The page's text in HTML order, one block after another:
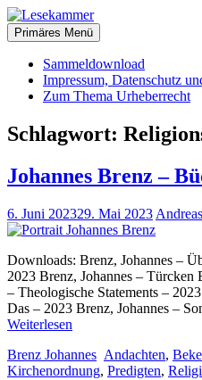
Zum
Inhalt
springen
Lesekammer
christliche Bücher zum
Primäres Menü
Sammeldownload
Impressum, Datenschutz
Zum Thema Urheberrecht
Schlagwort:
Johannes Brenz –
6. Juni 202329. Mai 2023 Andreas
Downloads: Brenz, Johannes –
2023 Brenz, Johannes – Türcken
– Theologische Statements –
Das – 2023 Brenz, Johannes –
Weiterlesen
–
Bücher
Brenz Johannes Andachten,
Kirchenordnung, Predigten,